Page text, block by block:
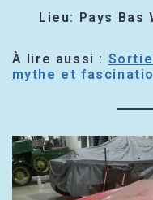
Lieu: Pays Bas
À lire aussi :
mythe et